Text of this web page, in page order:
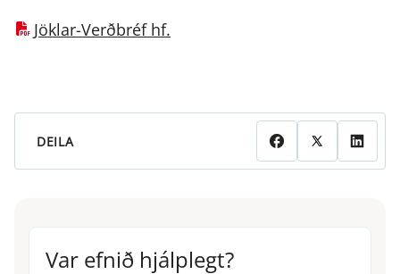
Jöklar-Verðbréf hf.
DEILA
Var efnið hjálplegt?
Var efnið hjálplegt?